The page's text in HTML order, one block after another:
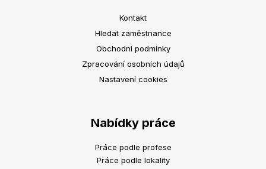
Kontakt
Hledat zaměstnance
Obchodní podmínky
Zpracování osobních údajů
Nastavení cookies
Nabídky práce
Práce podle profese
Práce podle lokality